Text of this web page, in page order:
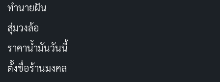
ทำนายฝัน
สุ่มวงล้อ
ราคาน้ำมันวันนี้
ตั้งชื่อร้านมงคล